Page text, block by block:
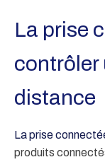
La prise
contrôler
distance
La prise
produits